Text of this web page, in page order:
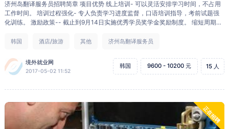
济州岛翻译服务员招聘简章 项目优势 线上培训- 可以灵活安排学习时间，不占用
工作时间。 培训过程强化- 专人负责学习进度监督，口语培训指导，考前试题强
化训练。 激励政策-- 截止到9月14日实施优秀学员奖学金奖励制度。 缩短周期、
韩国的考试行程，提供接机服务， 3天2夜的住宿饮食及风景区游览。 韩语试听课
程和作业后仍然不想报名时间退还500元。 基本信息 工作地点：韩国济州岛内星
级宾馆、度假村、高尔夫球场等 招聘职位：前厅接待 岗位要求 性别年龄：男女不
限，20~35周岁 教育程度：不限 工作经验：不限 语言能力：韩国与能力考试（T
滞留 薪酬待遇 月 薪：160万-170万韩币以上/月 根据表现，每年有加薪机会 工作
时间：12 小时/天（包括吃饭休息时间），每月休息 2 - 4天 （以签署
韩国 酒店/旅游 其他 济州岛翻译服务员
境外就业网
2017-05-02 11:52
韩国 9600 - 10200 元 15 人
正在招聘